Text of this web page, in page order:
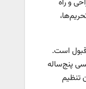
و راه
است.
پنج‌ساله
تنظیم